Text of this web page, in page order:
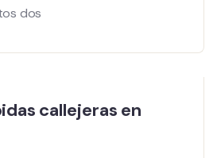
dos
callejeras en